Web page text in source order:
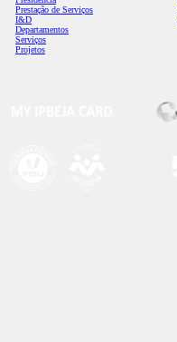
Prestação de Serviços
I&D
Departamentos
Serviços
Projetos